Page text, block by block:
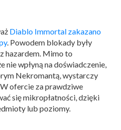
Diablo Immortal zakazano
. Powodem blokady były
hazardem. Mimo to
nie wpłyną na doświadczenie,
Nekromantą, wystarczy
ofercie za prawdziwe
się mikropłatności, dzięki
lub poziomy.